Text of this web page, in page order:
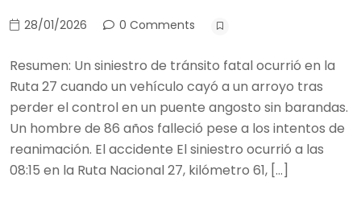
28/01/2026 0 Comments
Resumen: Un siniestro de tránsito fatal ocurrió en la
Ruta 27 cuando un vehículo cayó a un arroyo tras
perder el control en un puente angosto sin barandas.
Un hombre de 86 años falleció pese a los intentos de
reanimación. El accidente El siniestro ocurrió a las
08:15 en la Ruta Nacional 27, kilómetro 61, […]